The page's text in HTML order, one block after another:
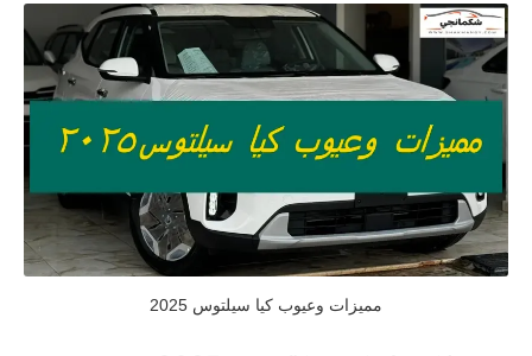
مميزات وعيوب كيا سيلتوس 2025